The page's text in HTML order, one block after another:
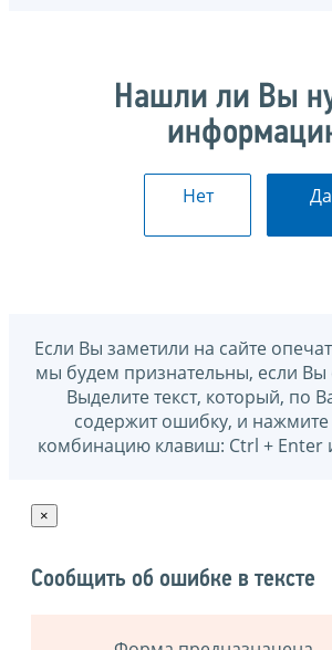
Нашли ли Вы
Нет Да
Если Вы заметили на сайте
мы будем признательны, если
Выделите текст, который, по
содержит ошибку, и нажмите
комбинацию клавиш: Ctrl + Enter
×
Сообщить об ошибке в тексте